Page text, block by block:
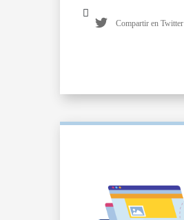
Compartir en Twitter